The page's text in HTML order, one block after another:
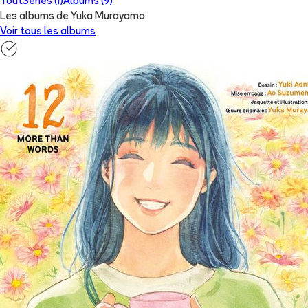
Les albums de Yuka Murayama
Voir tous les albums